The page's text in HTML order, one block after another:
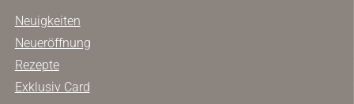
Neuigkeiten
Neueröffnung
Rezepte
Exklusiv Card